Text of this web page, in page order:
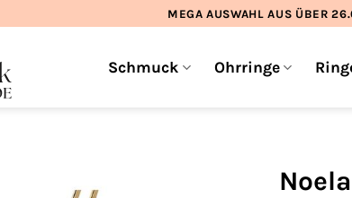
MEGA AUSWAHL AUS ÜBER
Schmuck Ohrringe